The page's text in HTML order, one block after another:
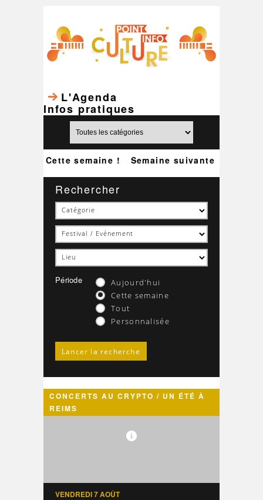
L'Agenda
Infos pratiques
Semaine suivante
Cette semaine !
Rechercher
Période
Aujourd'hui
Cette semaine
Tout
Personnalisée
CONCERTS AU CRYPTO / UN ÉTÉ À
REIMS
VENDREDI 7 AOÛT